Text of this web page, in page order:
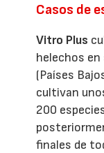
Casos de
Vitro Plus
helechos
(Países
cultivan
200
finales de